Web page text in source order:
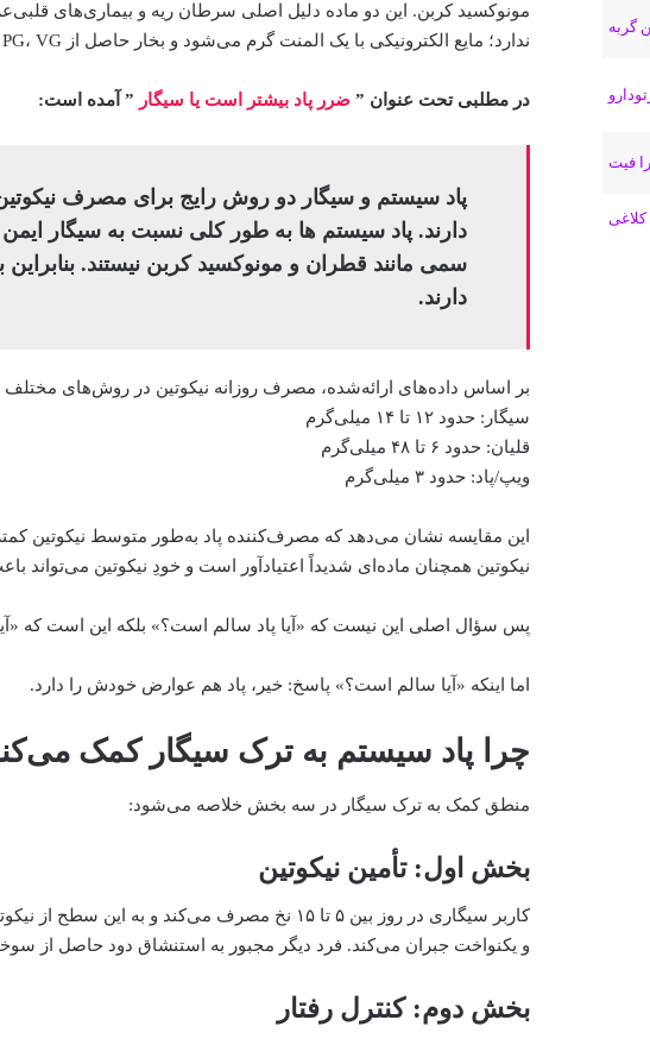
مونوکسید کربن. این دو ماده دلیل اصلی سرطان ریه و بیماری‌های
ندارد؛ مایع الکترونیکی با یک المنت گرم می‌شود و بخار حاصل از PG، VG و نیکوتین وارد ریه می‌شود.
در مطلبی تحت عنوان ” ضرر پاد بیشتر است یا سیگار ” آمده است:
پاد سیستم و سیگار دو روش رایج برای مصرف
دارند. پاد سیستم ها به طور کلی نسبت به سیگار ایمن
سمی مانند قطران و مونوکسید کربن نیستند.
دارند.
بر اساس داده‌های ارائه‌شده، مصرف روزانه نیکوتین در روش‌های
سیگار: حدود ۱۲ تا ۱۴ میلی‌گرم
قلیان: حدود ۶ تا ۴۸ میلی‌گرم
ویپ/پاد: حدود ۳ میلی‌گرم
این مقایسه نشان می‌دهد که مصرف‌کننده پاد به‌طور متوسط نیکوتین
نیکوتین همچنان ماده‌ای شدیداً اعتیادآور است و خودِ نیکوتین
پس سؤال اصلی این نیست که «آیا پاد سالم است؟» بلکه این است که
اما اینکه «آیا سالم است؟» پاسخ: خیر، پاد هم عوارض خودش را دارد.
چرا پاد سیستم به ترک سیگار کمک
منطق کمک به ترک سیگار در سه بخش خلاصه می‌شود:
بخش اول: تأمین نیکوتین
کاربر سیگاری در روز بین ۵ تا ۱۵ نخ مصرف می‌کند و
و یکنواخت جبران می‌کند. فرد دیگر مجبور به استنشاق دود حاصل از
بخش دوم: کنترل رفتار
گربه
فیت